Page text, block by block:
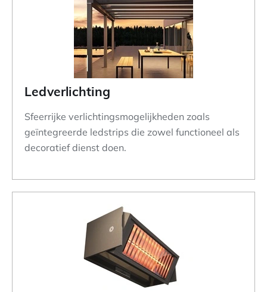
Ledverlichting
Sfeerrijke verlichtingsmogelijkheden zoals
geïntegreerde ledstrips die zowel functioneel als
decoratief dienst doen.